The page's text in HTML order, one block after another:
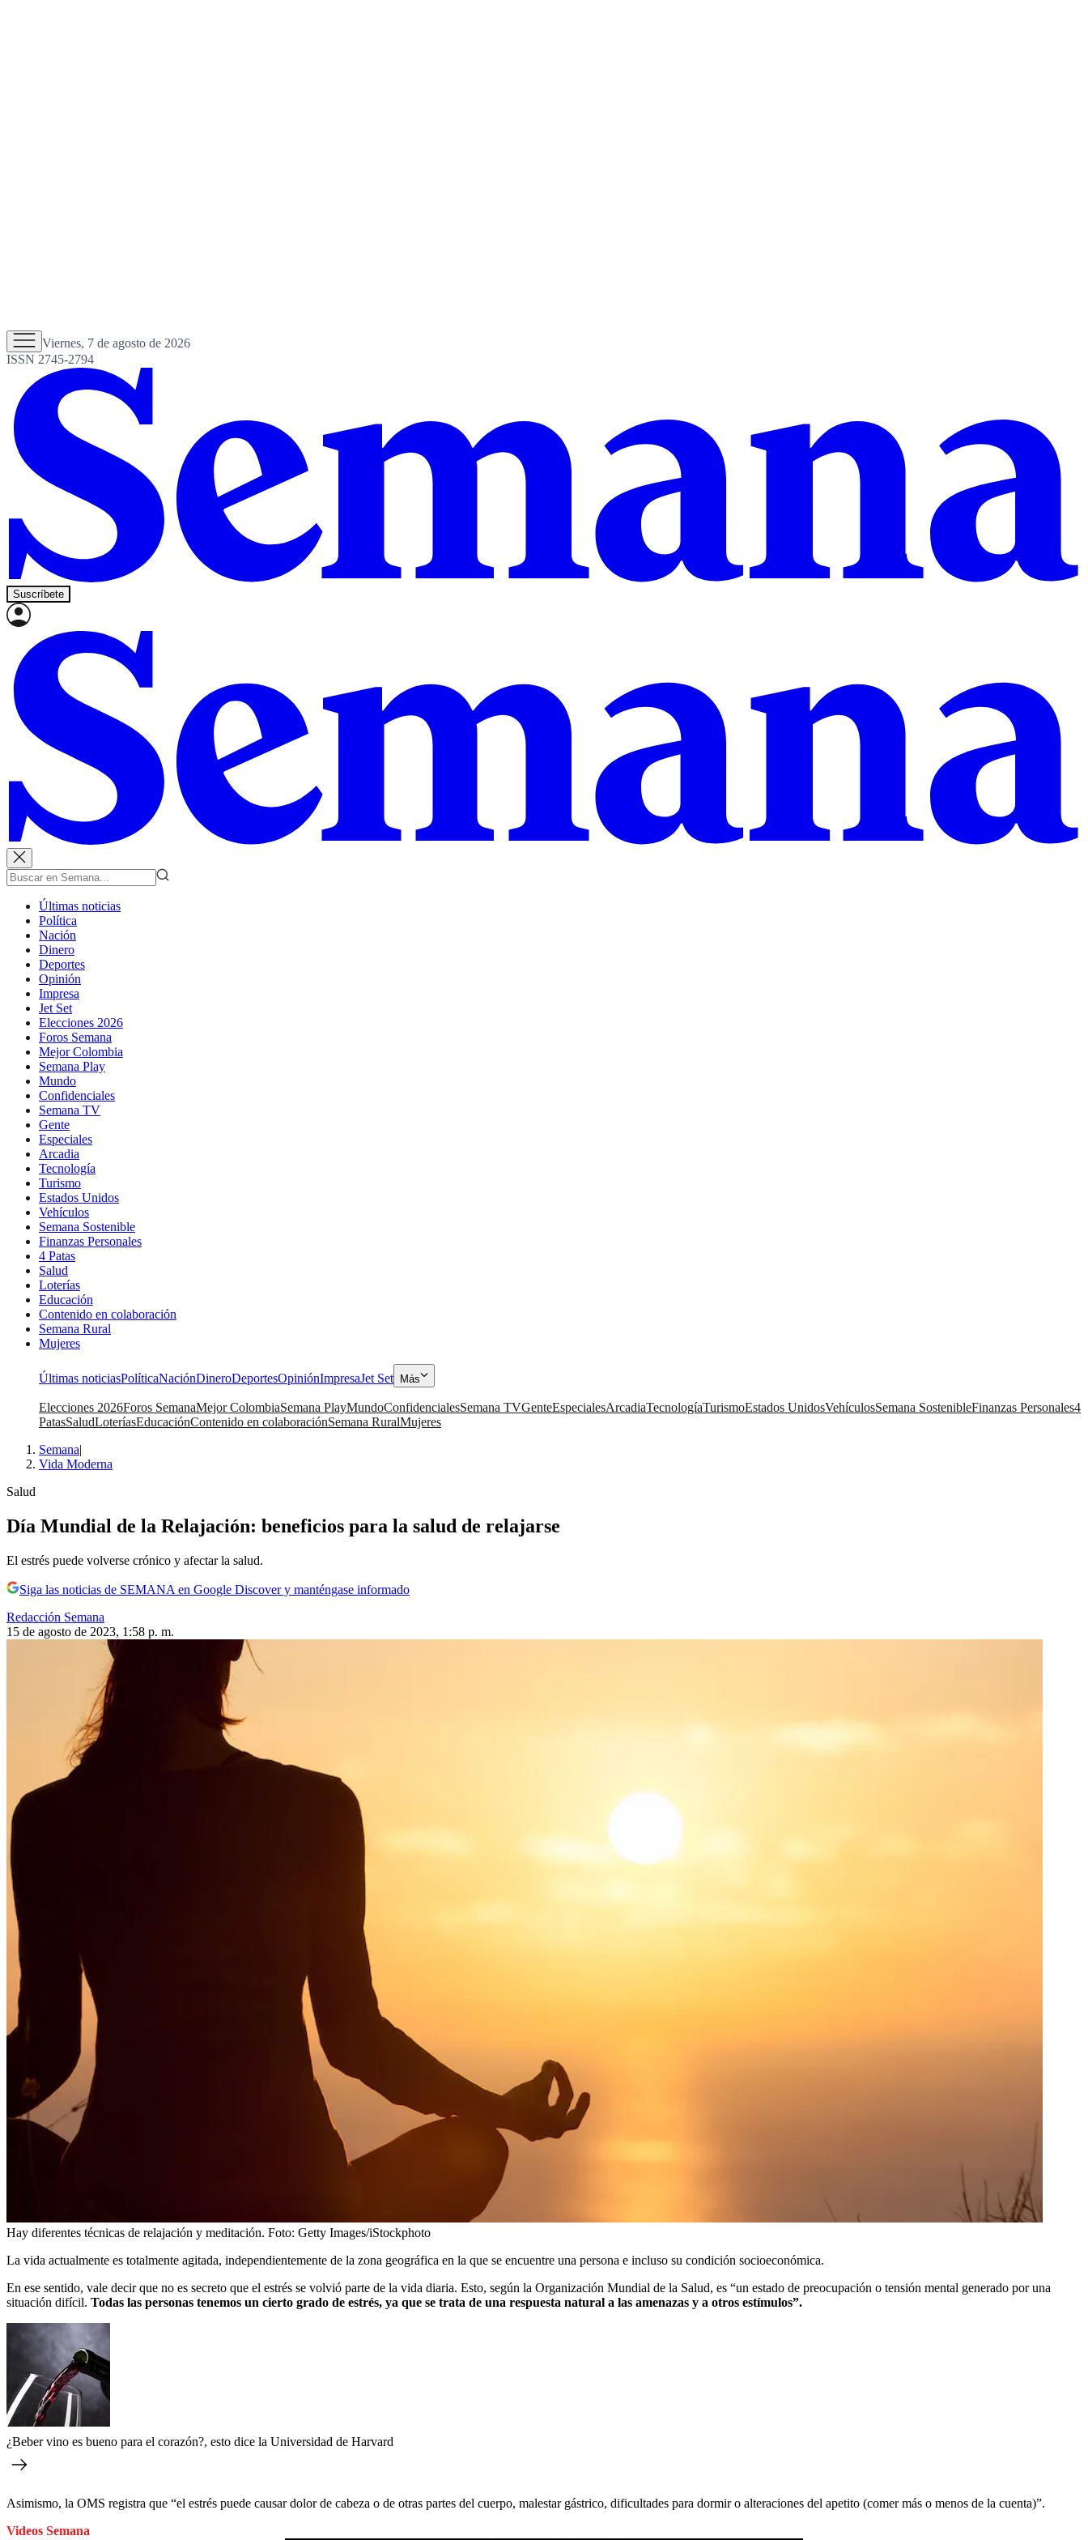
Viernes, 7 de agosto de 2026
ISSN 2745-2794
Suscríbete
Últimas noticias
Política
Nación
Dinero
Deportes
Opinión
Impresa
Jet Set
Elecciones 2026
Foros Semana
Mejor Colombia
Semana Play
Mundo
Confidenciales
Semana TV
Gente
Especiales
Arcadia
Tecnología
Turismo
Estados Unidos
Vehículos
Semana Sostenible
Finanzas Personales
4 Patas
Salud
Loterías
Educación
Contenido en colaboración
Semana Rural
Mujeres
Últimas noticiasPolíticaNaciónDineroDeportesOpiniónImpresaJet Set Más
Elecciones 2026Foros SemanaMejor ColombiaSemana PlayMundoConfidencialesSemana TVGenteEspecialesArcadiaTecnologíaTurismoEstados UnidosVehículosSemana SostenibleFinanzas Personales4
PatasSaludLoteríasEducaciónContenido en colaboraciónSemana RuralMujeres
Semana|
Vida Moderna
Salud
Día Mundial de la Relajación: beneficios para la salud de relajarse
El estrés puede volverse crónico y afectar la salud.
Siga las noticias de SEMANA en Google Discover y manténgase informado
Redacción Semana
15 de agosto de 2023, 1:58 p. m.
Hay diferentes técnicas de relajación y meditación. Foto: Getty Images/iStockphoto
La vida actualmente es totalmente agitada, independientemente de la zona geográfica en la que se encuentre una persona e incluso su condición socioeconómica.
En ese sentido, vale decir que no es secreto que el estrés se volvió parte de la vida diaria. Esto, según la Organización Mundial de la Salud, es “un estado de preocupación o tensión mental generado por una
situación difícil. Todas las personas tenemos un cierto grado de estrés, ya que se trata de una respuesta natural a las amenazas y a otros estímulos”.
¿Beber vino es bueno para el corazón?, esto dice la Universidad de Harvard
Asimismo, la OMS registra que “el estrés puede causar dolor de cabeza o de otras partes del cuerpo, malestar gástrico, dificultades para dormir o alteraciones del apetito (comer más o menos de la cuenta)”.
Videos Semana